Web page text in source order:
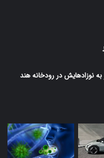
نوزادهایش در رودخانه هند